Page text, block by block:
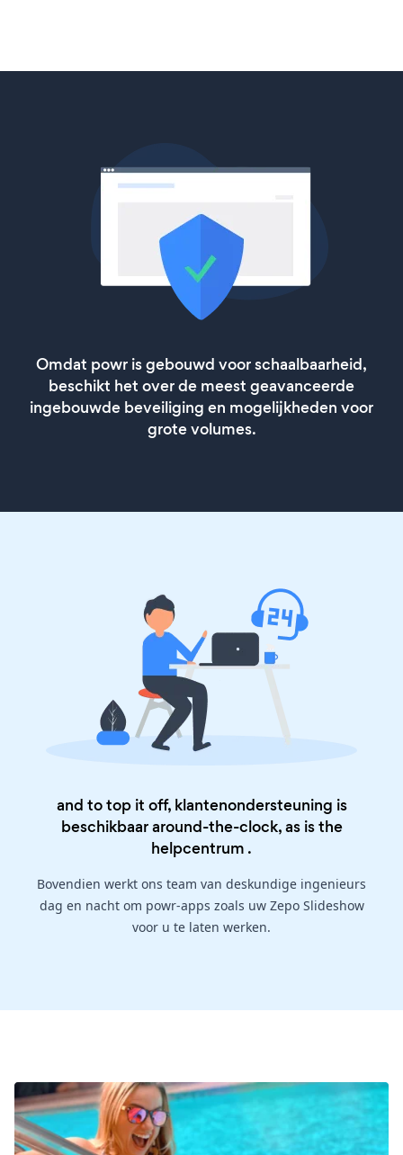
Omdat powr is gebouwd voor schaalbaarheid,
beschikt het over de meest geavanceerde
ingebouwde beveiliging en mogelijkheden voor
grote volumes.
and to top it off, klantenondersteuning is
beschikbaar around-the-clock, as is the
helpcentrum .
Bovendien werkt ons team van deskundige ingenieurs
dag en nacht om powr-apps zoals uw Zepo Slideshow
voor u te laten werken.